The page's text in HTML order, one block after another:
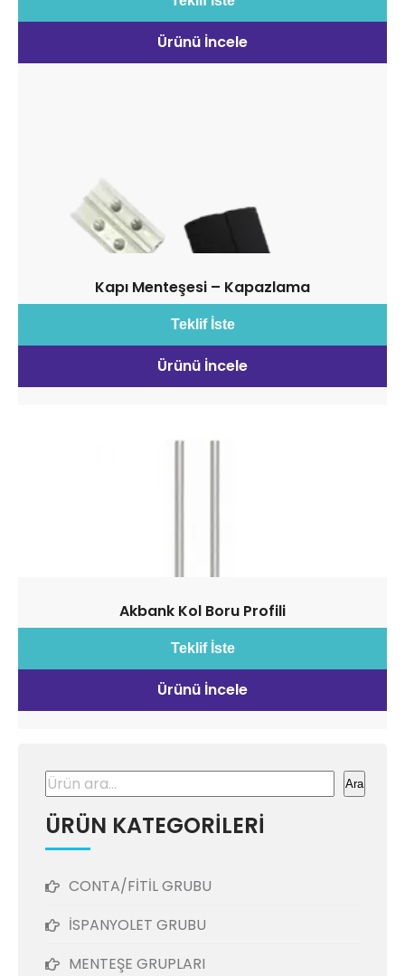
Ürünü İncele
Kapı Menteşesi – Kapazlama
Teklif İste
Ürünü İncele
Akbank Kol Boru Profili
Teklif İste
Ürünü İncele
Ara Ara
ÜRÜN KATEGORİLERİ
CONTA/FİTİL GRUBU
İSPANYOLET GRUBU
MENTEŞE GRUPLARI